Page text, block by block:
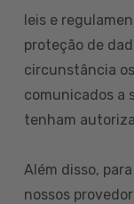
leis e
proteção de
circunstância
comunicados a
tenham
Além disso,
nossos